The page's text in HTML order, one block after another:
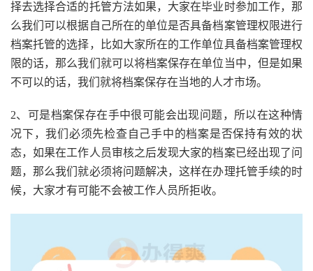
择去选择合适的托管方法如果，大家在毕业时参加工作，那
么我们可以根据自己所在的单位是否具备档案管理权限进行
档案托管的选择，比如大家所在的工作单位具备档案管理权
限的话，那么我们就可以将档案保存在单位当中，但是如果
不可以的话，我们就将档案保存在当地的人才市场。
2、可是档案保存在手中很可能会出现问题，所以在这种情
况下，我们必须先检查自己手中的档案是否保持有效的状
态，如果在工作人员审核之后发现大家的档案已经出现了问
题，那么我们就必须将问题解决，这样在办理托管手续的时
候，大家才有可能不会被工作人员所拒收。